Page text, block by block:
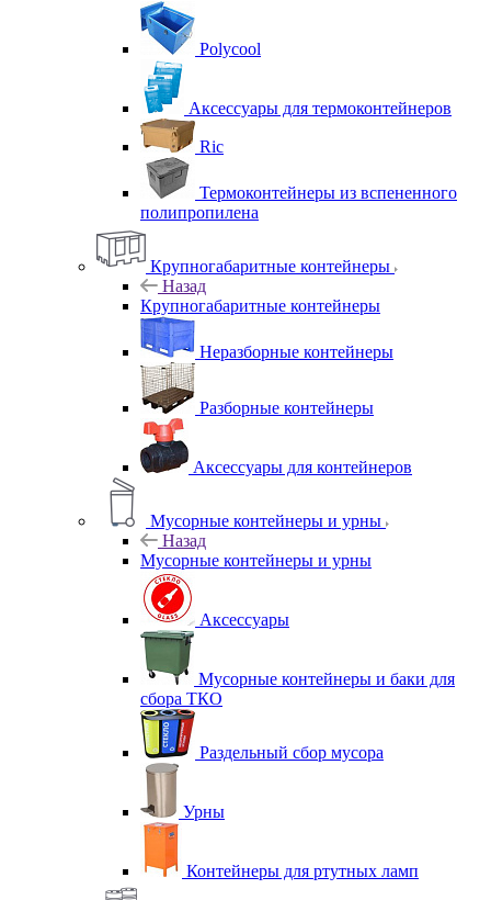
Polycool
Аксессуары для термоконтейнеров
Ric
Термоконтейнеры из вспененного
полипропилена
Крупногабаритные контейнеры
Назад
Крупногабаритные контейнеры
Неразборные контейнеры
Разборные контейнеры
Аксессуары для контейнеров
Мусорные контейнеры и урны
Назад
Мусорные контейнеры и урны
Аксессуары
Мусорные контейнеры и баки для
сбора ТКО
Раздельный сбор мусора
Урны
Контейнеры для ртутных ламп